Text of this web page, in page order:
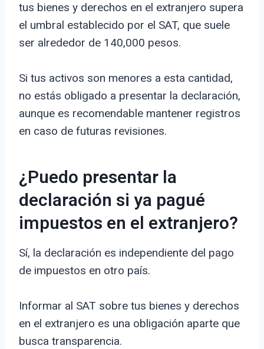
tus bienes y derechos en el extranjero supera
el umbral establecido por el SAT, que suele
ser alrededor de 140,000 pesos.
Si tus activos son menores a esta cantidad,
no estás obligado a presentar la declaración,
aunque es recomendable mantener registros
en caso de futuras revisiones.
¿Puedo presentar la
declaración si ya pagué
impuestos en el extranjero?
Sí, la declaración es independiente del pago
de impuestos en otro país.
Informar al SAT sobre tus bienes y derechos
en el extranjero es una obligación aparte que
busca transparencia.